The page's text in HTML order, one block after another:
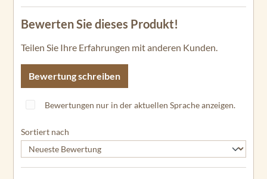
Bewerten Sie dieses Produkt!
Teilen Sie Ihre Erfahrungen mit anderen Kunden.
Bewertung schreiben
Bewertungen nur in der aktuellen Sprache anzeigen.
Sortiert nach